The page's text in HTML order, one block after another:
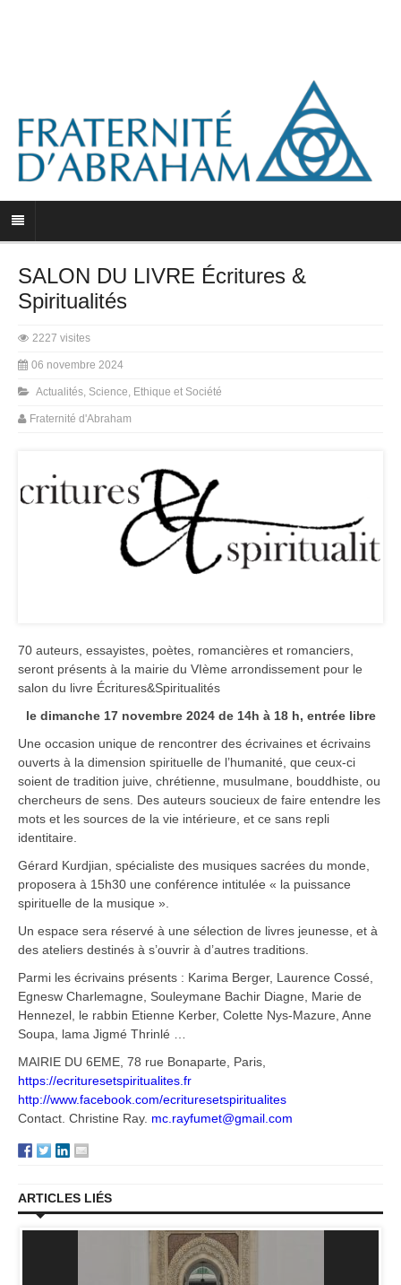
SALON DU LIVRE Écritures &
Spiritualités
2227 visites
06 novembre 2024
Actualités, Science, Ethique et Société
Fraternité d'Abraham
70 auteurs, essayistes, poètes, romancières et romanciers,
seront présents à la mairie du VIème arrondissement pour le
salon du livre Écritures&Spiritualités
le dimanche 17 novembre 2024 de 14h à 18 h, entrée libre
Une occasion unique de rencontrer des écrivaines et écrivains
ouverts à la dimension spirituelle de l’humanité, que ceux-ci
soient de tradition juive, chrétienne, musulmane, bouddhiste, ou
chercheurs de sens. Des auteurs soucieux de faire entendre les
mots et les sources de la vie intérieure, et ce sans repli
identitaire.
Gérard Kurdjian, spécialiste des musiques sacrées du monde,
proposera à 15h30 une conférence intitulée « la puissance
spirituelle de la musique ».
Un espace sera réservé à une sélection de livres jeunesse, et à
des ateliers destinés à s’ouvrir à d’autres traditions.
Parmi les écrivains présents : Karima Berger, Laurence Cossé,
Egnesw Charlemagne, Souleymane Bachir Diagne, Marie de
Hennezel, le rabbin Etienne Kerber, Colette Nys-Mazure, Anne
Soupa, lama Jigmé Thrinlé …
MAIRIE DU 6EME, 78 rue Bonaparte, Paris,
https://ecrituresetspiritualites.fr
http://www.facebook.com/ecrituresetspiritualites
Contact. Christine Ray. mc.rayfumet@gmail.com
ARTICLES LIÉS